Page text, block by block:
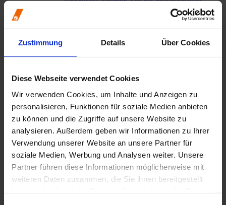
Zustimmung Details Über Cookies
Diese Webseite verwendet Cookies
Wir verwenden Cookies, um Inhalte und Anzeigen zu
personalisieren, Funktionen für soziale Medien anbieten
zu können und die Zugriffe auf unsere Website zu
analysieren. Außerdem geben wir Informationen zu Ihrer
Verwendung unserer Website an unsere Partner für
soziale Medien, Werbung und Analysen weiter. Unsere
Partner führen diese Informationen möglicherweise mit
weiteren Daten zusammen, die Sie ihnen bereitgestellt
Broschüren von BZÄK und KZBV
Urteil des Bundesgerichtshofs: GOÄ und GOZ –
Personen
Weitere berufsrechtliche Themen
Wege in die Niederlassung
Praxisgründung / Praxisabgabe
Weiterbildung
Praxisteam
Übersicht
Ausbildung zur/zum ZFA
Allgemeine Informationen zur Ausbildung